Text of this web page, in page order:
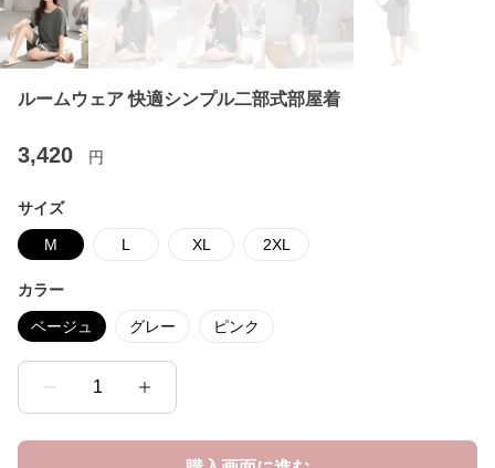
ルームウェア 快適シンプル二部式部屋着
3,420 円
サイズ
M L XL 2XL
カラー
ベージュ グレー ピンク
1